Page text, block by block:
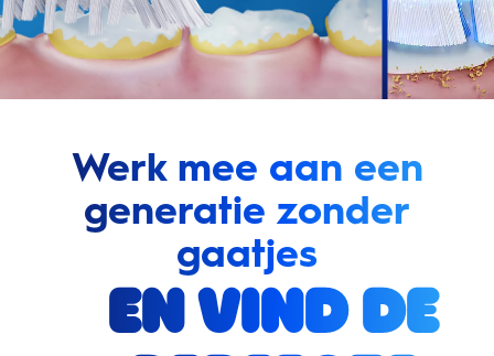
Werk mee aan een
generatie zonder
gaatjes
en vind de